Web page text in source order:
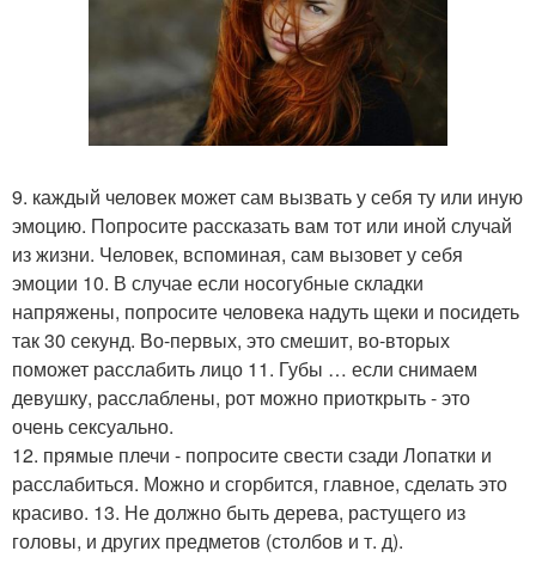
9. каждый человек может сам вызвать у себя ту или иную
эмоцию. Попросите рассказать вам тот или иной случай
из жизни. Человек, вспоминая, сам вызовет у себя
эмоции 10. В случае если носогубные складки
напряжены, попросите человека надуть щеки и посидеть
так 30 секунд. Во-первых, это смешит, во-вторых
поможет расслабить лицо 11. Губы … если снимаем
девушку, расслаблены, рот можно приоткрыть - это
очень сексуально.
12. прямые плечи - попросите свести сзади Лопатки и
расслабиться. Можно и сгорбится, главное, сделать это
красиво. 13. Не должно быть дерева, растущего из
головы, и других предметов (столбов и т. д).